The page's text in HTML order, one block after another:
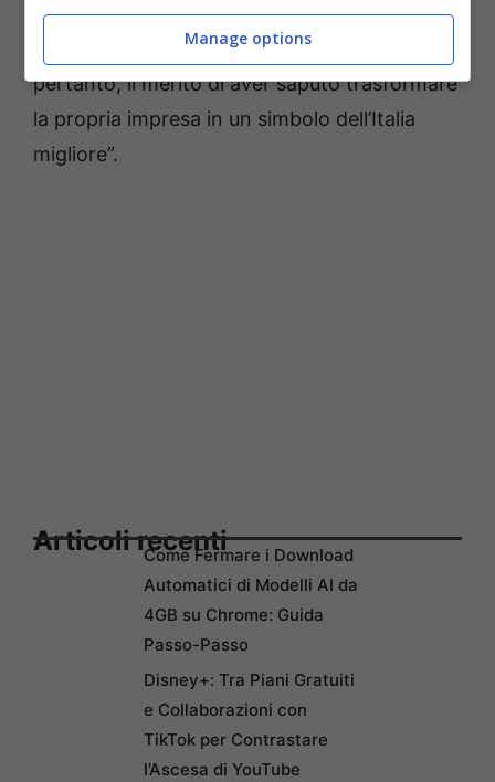
applica alla nautica ma che può interessare
anche altri settori. A Roberto Buonomo,
pertanto, il merito di aver saputo trasformare
la propria impresa in un simbolo dell’Italia
migliore”.
Articoli recentiCome Fermare i Download
Automatici di Modelli AI da
4GB su Chrome: Guida
Passo-Passo
Disney+: Tra Piani Gratuiti
e Collaborazioni con
TikTok per Contrastare
l’Ascesa di YouTube
Manage options